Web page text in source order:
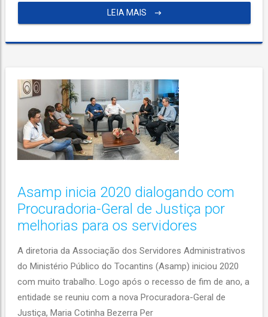
LEIA MAIS
Asamp inicia 2020 dialogando com
Procuradoria-Geral de Justiça por
melhorias para os servidores
A diretoria da Associação dos Servidores Administrativos
do Ministério Público do Tocantins (Asamp) iniciou 2020
com muito trabalho. Logo após o recesso de fim de ano, a
entidade se reuniu com a nova Procuradora-Geral de
Justiça, Maria Cotinha Bezerra Per